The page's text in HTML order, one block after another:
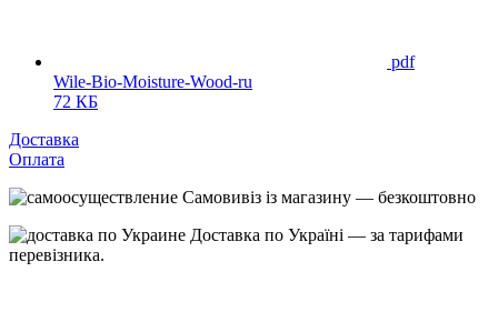
pdf
Wile-Bio-Moisture-Wood-ru
72 КБ
Доставка
Оплата
Самовивіз із магазину — безкоштовно
Доставка по Україні — за тарифами
перевізника.